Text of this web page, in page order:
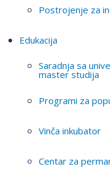
Postrojenje za
Edukacija
Saradnja sa
master studija
Programi za
Vinča inkubator
Centar za